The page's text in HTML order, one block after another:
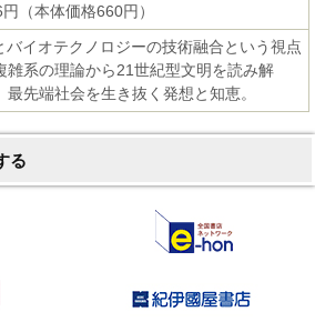
（本体価格660円）
バイオテクノロジーの技術融合という視点
雑系の理論から21世紀型文明を読み解
最先端社会を生き抜く発想と知恵。
る